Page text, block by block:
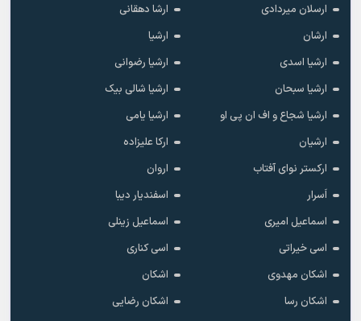
ارسلان میردادی
ارشا دهقانی
ارشان
ارشیا
ارشیا اسدی
ارشیا رضوانی
ارشیا سبحان
ارشیا شالی بیک
ارشیا شجاع و اف ان پی او
ارشیا یامی
ارشیان
ارکا علیزاده
ارکستر نوای آفتاب
اروان
اَسرار
اسفندیار دیبا
اسماعیل امیری
اسماعیل زینلی
اسی خیراتی
اسی کناری
اشکان مهدوى
اشکان
اشکان رسا
اشکان رضایی